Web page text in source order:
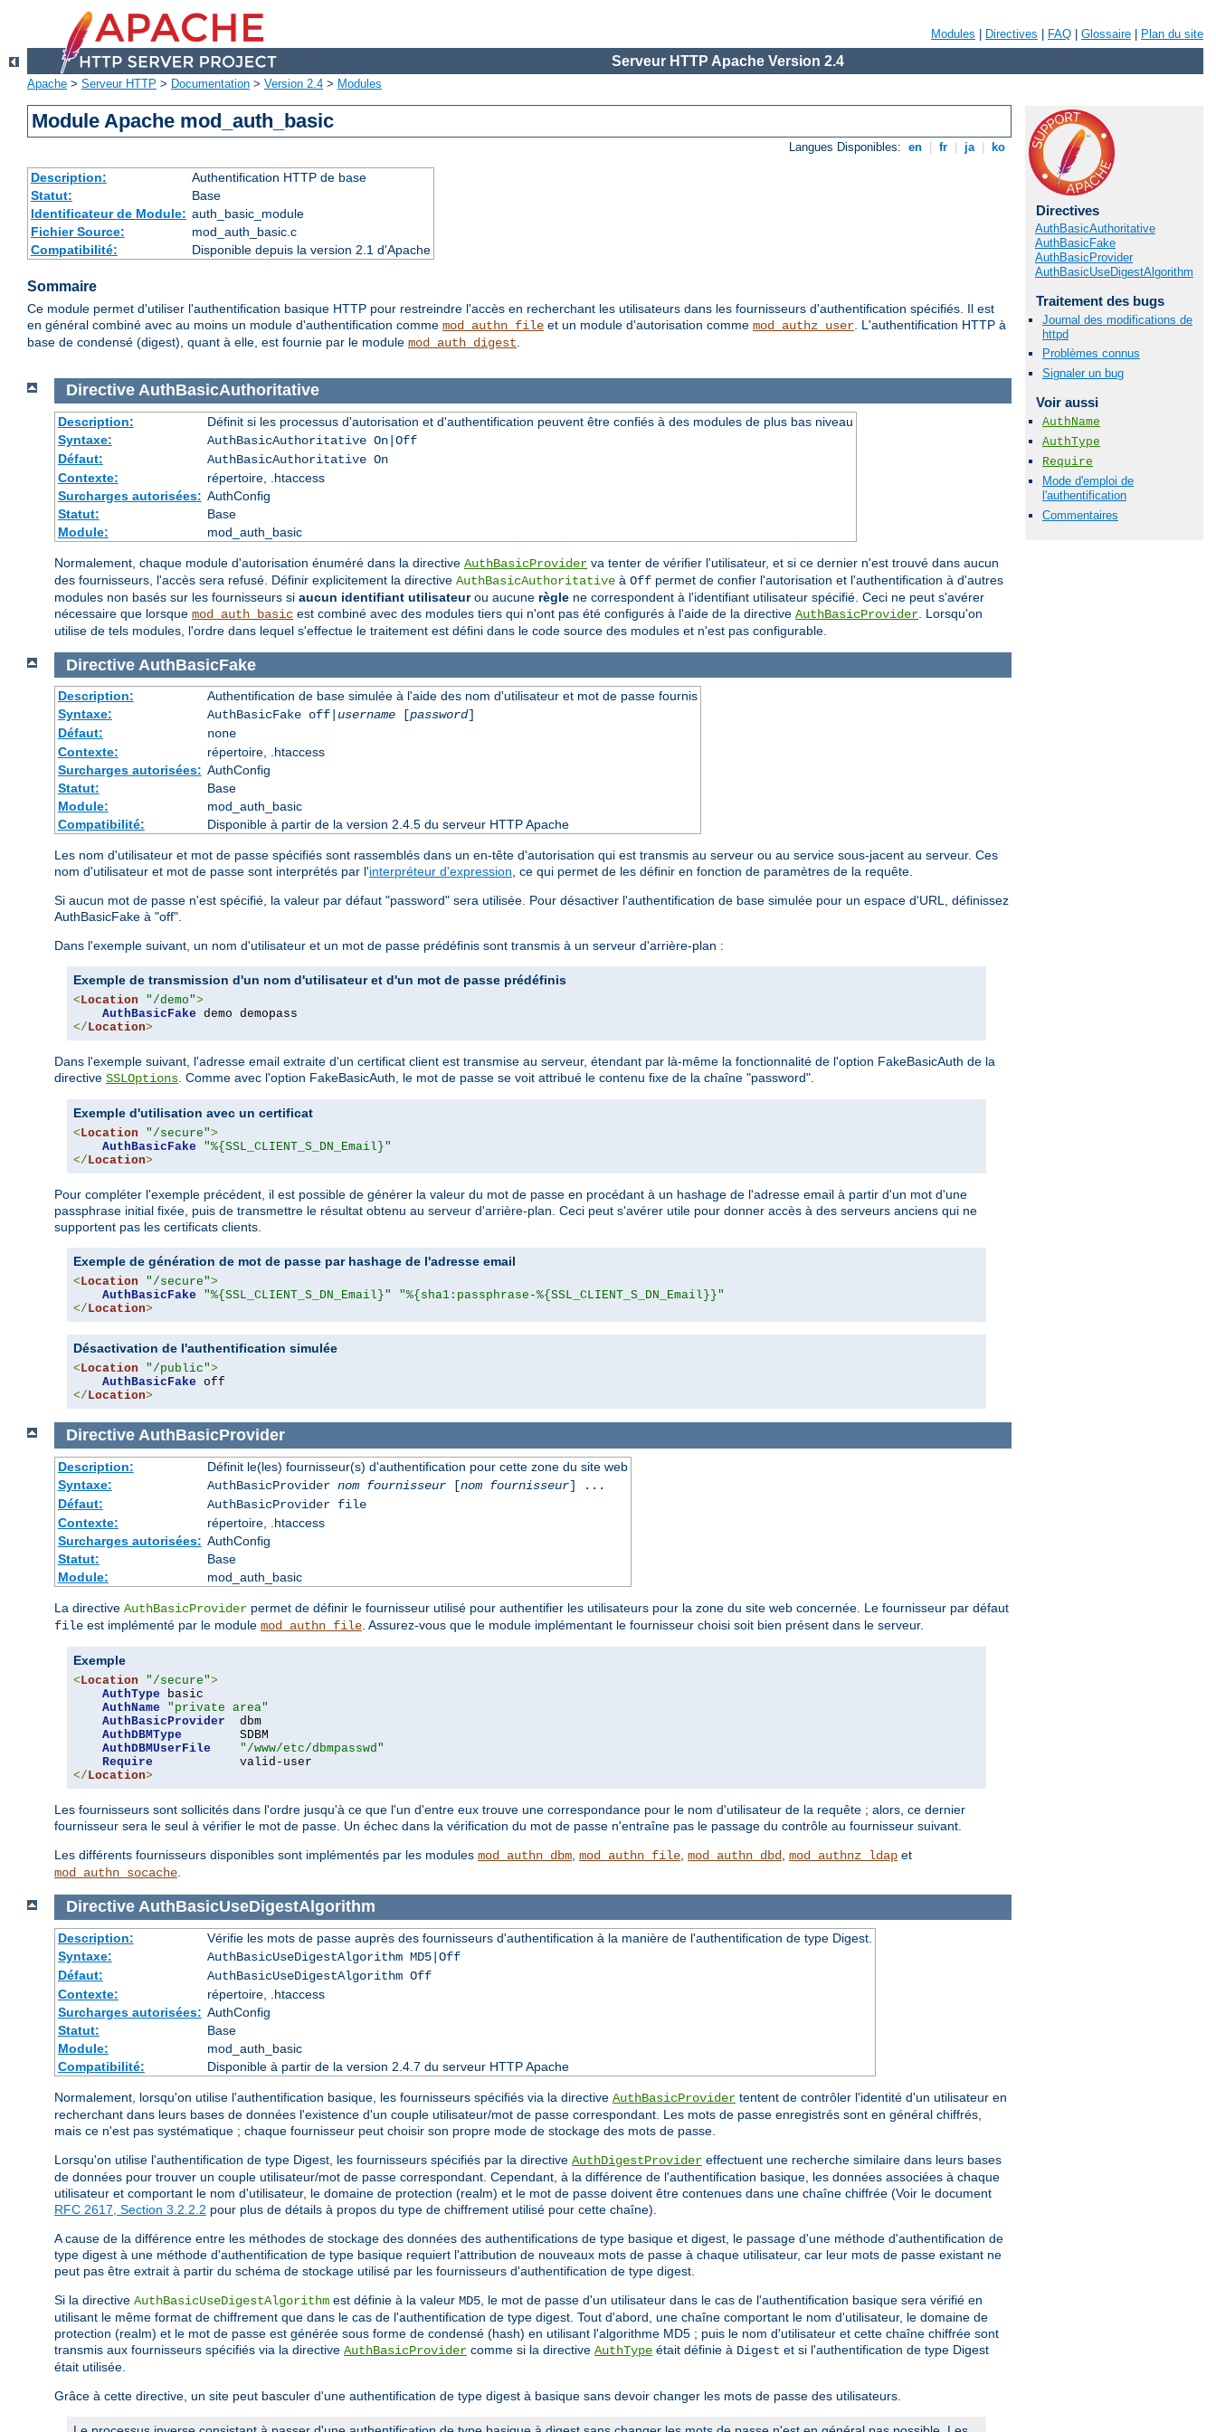
Modules Directives FAQ Glossaire Plan du site
Serveur HTTP Apache Version 2.4
Apache > Serveur HTTP > Documentation > Version 2.4 > Modules
Module Apache mod_auth_basic
Langues Disponibles: en fr ja ko
Description:
Authentification HTTP de base
Statut:
Base
Identificateur de Module: auth_basic_module
Fichier Source:
mod_auth_basic.c
Compatibilité:
Disponible depuis la version 2.1 d'Apache
Sommaire
Ce module permet d'utiliser l'authentification basique HTTP pour restreindre l'accès en recherchant les utilisateurs dans les fournisseurs d'authentification spécifiés. Il est
en général combiné avec au moins un module d'authentification comme mod_authn_file et un module d'autorisation comme mod_authz_user. L'authentification HTTP à
base de condensé (digest), quant à elle, est fournie par le module mod_auth_digest.
Directives
AuthBasicAuthoritative
AuthBasicFake
AuthBasicProvider
AuthBasicUseDigestAlgorithm
Traitement des bugs
Journal des modifications de
httpd
Problèmes connus
Signaler un bug
Voir aussi
AuthName
AuthType
Require
Mode d'emploi de
l'authentification
Commentaires
Directive AuthBasicAuthoritative
Description:
Définit si les processus d'autorisation et d'authentification peuvent être confiés à des modules de plus bas niveau
Syntaxe:
AuthBasicAuthoritative On|Off
Défaut:
AuthBasicAuthoritative On
Contexte:
répertoire, .htaccess
Surcharges autorisées: AuthConfig
Statut:
Base
Module:
mod_auth_basic
Normalement, chaque module d'autorisation énuméré dans la directive AuthBasicProvider va tenter de vérifier l'utilisateur, et si ce dernier n'est trouvé dans aucun
des fournisseurs, l'accès sera refusé. Définir explicitement la directive AuthBasicAuthoritative à Off permet de confier l'autorisation et l'authentification à d'autres
modules non basés sur les fournisseurs si aucun identifiant utilisateurou aucune règle ne correspondent à l'identifiant utilisateur spécifié. Ceci ne peut s'avérer
nécessaire que lorsque mod_auth_basic est combiné avec des modules tiers qui n'ont pas été configurés à l'aide de la directive AuthBasicProvider . Lorsqu'on
utilise de tels modules, l'ordre dans lequel s'effectue le traitement est défini dans le code source des modules et n'est pas configurable.
Directive AuthBasicFake
Description:
Authentification de base simulée à l'aide des nom d'utilisateur et mot de passe fournis
Syntaxe:
AuthBasicFake off| username[password]
Défaut:
none
Contexte:
répertoire, .htaccess
Surcharges autorisées: AuthConfig
Statut:
Base
Module:
mod_auth_basic
Compatibilité:
Disponible à partir de la version 2.4.5 du serveur HTTP Apache
Les nom d'utilisateur et mot de passe spécifiés sont rassemblés dans un en-tête d'autorisation qui est transmis au serveur ou au service sous-jacent au serveur. Ces
nom d'utilisateur et mot de passe sont interprétés par l'interpréteur d'expression, ce qui permet de les définir en fonction de paramètres de la requête.
Si aucun mot de passe n'est spécifié, la valeur par défaut "password" sera utilisée. Pour désactiver l'authentification de base simulée pour un espace d'URL, définissez
AuthBasicFake à "off".
Dans l'exemple suivant, un nom d'utilisateur et un mot de passe prédéfinis sont transmis à un serveur d'arrière-plan :
Exemple de transmission d'un nom d'utilisateur et d'un mot de passe prédéfinis
<Location "/demo">
AuthBasicFake
</Location>
Dans l'exemple suivant, l'adresse email extraite d'un certificat client est transmise au serveur, étendant par là-même la fonctionnalité de l'option FakeBasicAuth de la
directive SSLOptions. Comme avec l'option FakeBasicAuth, le mot de passe se voit attribué le contenu fixe de la chaîne "password".
Exemple d'utilisation avec un certificat
<Location "/secure">
AuthBasicFake
"%{SSL_CLIENT_S_DN_Email}"
</Location>
Pour compléter l'exemple précédent, il est possible de générer la valeur du mot de passe en procédant à un hashage de l'adresse email à partir d'un mot d'une
passphrase initial fixée, puis de transmettre le résultat obtenu au serveur d'arrière-plan. Ceci peut s'avérer utile pour donner accès à des serveurs anciens qui ne
supportent pas les certificats clients.
Exemple de génération de mot de passe par hashage de l'adresse email
<Location "/secure">
AuthBasicFake
"%{SSL_CLIENT_S_DN_Email}"
"%{sha1:passphrase-%{SSL_CLIENT_S_DN_Email}}"
</Location>
Désactivation de l'authentification simulée
<Location "/public">
AuthBasicFake
</Location>
Directive AuthBasicProvider
Description:
Définit le(les) fournisseur(s) d'authentification pour cette zone du site web
Syntaxe:
AuthBasicProvider nom fournisseur[nom fournisseur] ...
Défaut:
AuthBasicProvider file
Contexte:
répertoire, .htaccess
Surcharges autorisées: AuthConfig
Statut:
Base
Module:
mod_auth_basic
La directive AuthBasicProvider permet de définir le fournisseur utilisé pour authentifier les utilisateurs pour la zone du site web concernée. Le fournisseur par défaut
file est implémenté par le module mod_authn_file . Assurez-vous que le module implémentant le fournisseur choisi soit bien présent dans le serveur.
Exemple
<Location "/secure">
AuthType basic
AuthName
"private area"
AuthBasicProvider
  dbm
AuthDBMType
        SDBM
AuthDBMUserFile
"/www/etc/dbmpasswd"
Require
</Location>
Les fournisseurs sont sollicités dans l'ordre jusqu'à ce que l'un d'entre eux trouve une correspondance pour le nom d'utilisateur de la requête ; alors, ce dernier
fournisseur sera le seul à vérifier le mot de passe. Un échec dans la vérification du mot de passe n'entraîne pas le passage du contrôle au fournisseur suivant.
Les différents fournisseurs disponibles sont implémentés par les modules mod_authn_dbm mod_authn_file mod_authn_dbd mod_authnz_ldap et
mod_authn_socache
Directive AuthBasicUseDigestAlgorithm
Description:
Vérifie les mots de passe auprès des fournisseurs d'authentification à la manière de l'authentification de type Digest.
Syntaxe:
AuthBasicUseDigestAlgorithm MD5|Off
Défaut:
AuthBasicUseDigestAlgorithm Off
Contexte:
répertoire, .htaccess
Surcharges autorisées: AuthConfig
Statut:
Base
Module:
mod_auth_basic
Compatibilité:
Disponible à partir de la version 2.4.7 du serveur HTTP Apache
Normalement, lorsqu'on utilise l'authentification basique, les fournisseurs spécifiés via la directive AuthBasicProvider tentent de contrôler l'identité d'un utilisateur en
recherchant dans leurs bases de données l'existence d'un couple utilisateur/mot de passe correspondant. Les mots de passe enregistrés sont en général chiffrés,
mais ce n'est pas systématique ; chaque fournisseur peut choisir son propre mode de stockage des mots de passe.
Lorsqu'on utilise l'authentification de type Digest, les fournisseurs spécifiés par la directive AuthDigestProvider effectuent une recherche similaire dans leurs bases
de données pour trouver un couple utilisateur/mot de passe correspondant. Cependant, à la différence de l'authentification basique, les données associées à chaque
utilisateur et comportant le nom d'utilisateur, le domaine de protection (realm) et le mot de passe doivent être contenues dans une chaîne chiffrée (Voir le document
RFC 2617, Section 3.2.2.2 pour plus de détails à propos du type de chiffrement utilisé pour cette chaîne).
A cause de la différence entre les méthodes de stockage des données des authentifications de type basique et digest, le passage d'une méthode d'authentification de
type digest à une méthode d'authentification de type basique requiert l'attribution de nouveaux mots de passe à chaque utilisateur, car leur mots de passe existant ne
peut pas être extrait à partir du schéma de stockage utilisé par les fournisseurs d'authentification de type digest.
Si la directive AuthBasicUseDigestAlgorithm est définie à la valeur MD5 , le mot de passe d'un utilisateur dans le cas de l'authentification basique sera vérifié en
utilisant le même format de chiffrement que dans le cas de l'authentification de type digest. Tout d'abord, une chaîne comportant le nom d'utilisateur, le domaine de
protection (realm) et le mot de passe est générée sous forme de condensé (hash) en utilisant l'algorithme MD5 ; puis le nom d'utilisateur et cette chaîne chiffrée sont
transmis aux fournisseurs spécifiés via la directive AuthBasicProvider comme si la directive AuthType était définie à Digest et si l'authentification de type Digest
était utilisée.
Grâce à cette directive, un site peut basculer d'une authentification de type digest à basique sans devoir changer les mots de passe des utilisateurs.